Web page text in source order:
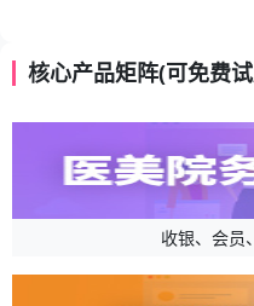
核心产品矩阵(可免费
收银、会员